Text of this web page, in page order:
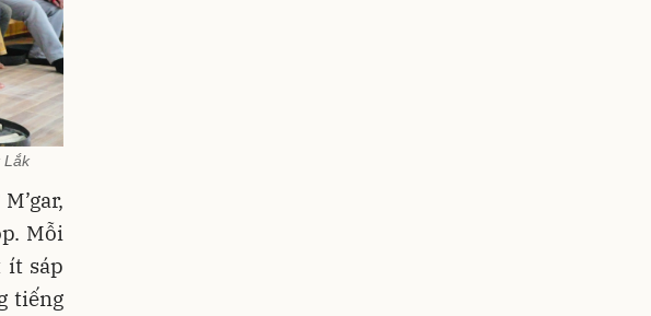
Lắk
Mỗi
ít sáp
tiếng